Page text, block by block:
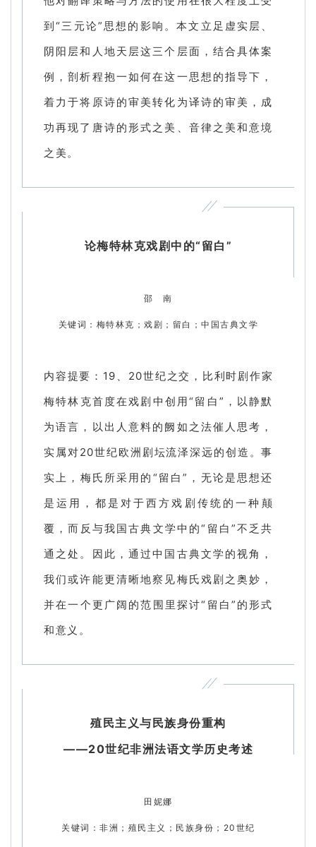
到“三元论”思想的影响。本文立足虚实层、
阴阳层和人地天层这三个层面，结合具体案
例，剖析程抱一如何在这一思想的指导下，
着力于将原诗的审美转化为译诗的审美，成
功再现了唐诗的形式之美、音律之美和意境
之美。
论梅特林克戏剧中的“留白”
邵 南
关键词：梅特林克；戏剧；留白；中国古典文学
内容提要：19、20世纪之交，比利时剧作家
梅特林克首度在戏剧中创用“留白”，以静默
为语言，以出人意料的阙如之法催人思考，
实属对20世纪欧洲剧坛流泽深远的创造。事
实上，梅氏所采用的“留白”，无论是思想还
是运用，都是对于西方戏剧传统的一种颠
覆，而反与我国古典文学中的“留白”不乏共
通之处。因此，通过中国古典文学的视角，
我们或许能更清晰地察见梅氏戏剧之奥妙，
并在一个更广阔的范围里探讨“留白”的形式
和意义。
殖民主义与民族身份重构
——20世纪非洲法语文学历史考述
田妮娜
关键词：非洲；殖民主义；民族身份；20世纪